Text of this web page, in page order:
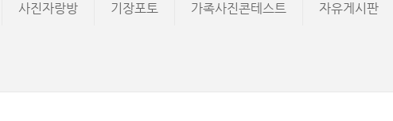
사진자랑방 기장포토 가족사진콘테스트 자유게시판